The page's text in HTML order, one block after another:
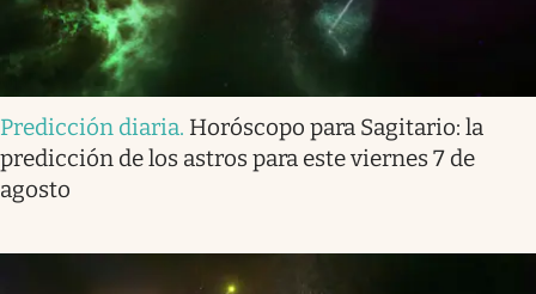
Predicción diaria. Horóscopo para Sagitario: la
predicción de los astros para este viernes 7 de
agosto